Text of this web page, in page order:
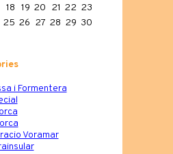
18 19 20 21 22 23
25 26 27 28 29 30
i Formentera
Voramar